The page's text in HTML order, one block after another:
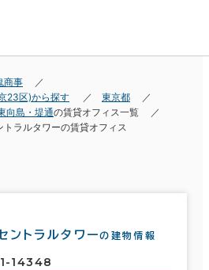
商事
23区)から探す
東京都
向島・堤通の賃貸オフィス一覧
トラルタワーの賃貸オフィス
ントラルタワーの建物情報
14348